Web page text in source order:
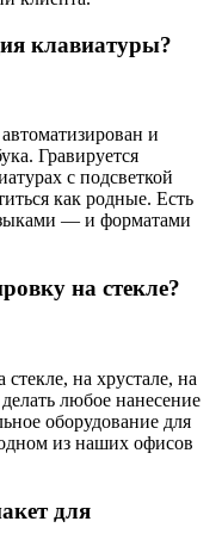
клавиатуры?
и
Гравируется
с подсветкой
как родные. Есть
— и форматами
на стекле?
на хрустале, на
любое нанесение
оборудование для
из наших офисов
для